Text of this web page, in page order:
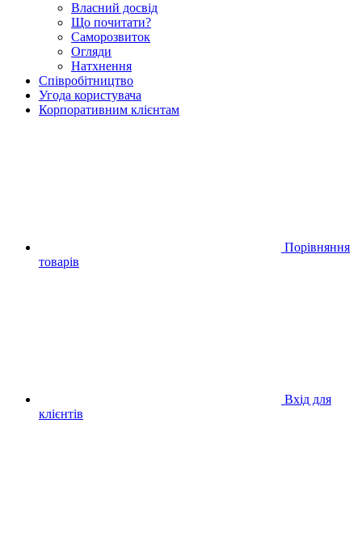
Власний досвід
Що почитати?
Саморозвиток
Огляди
Натхнення
Співробітництво
Угода користувача
Корпоративним клієнтам
Порівняння
товарів
Вхід для
клієнтів